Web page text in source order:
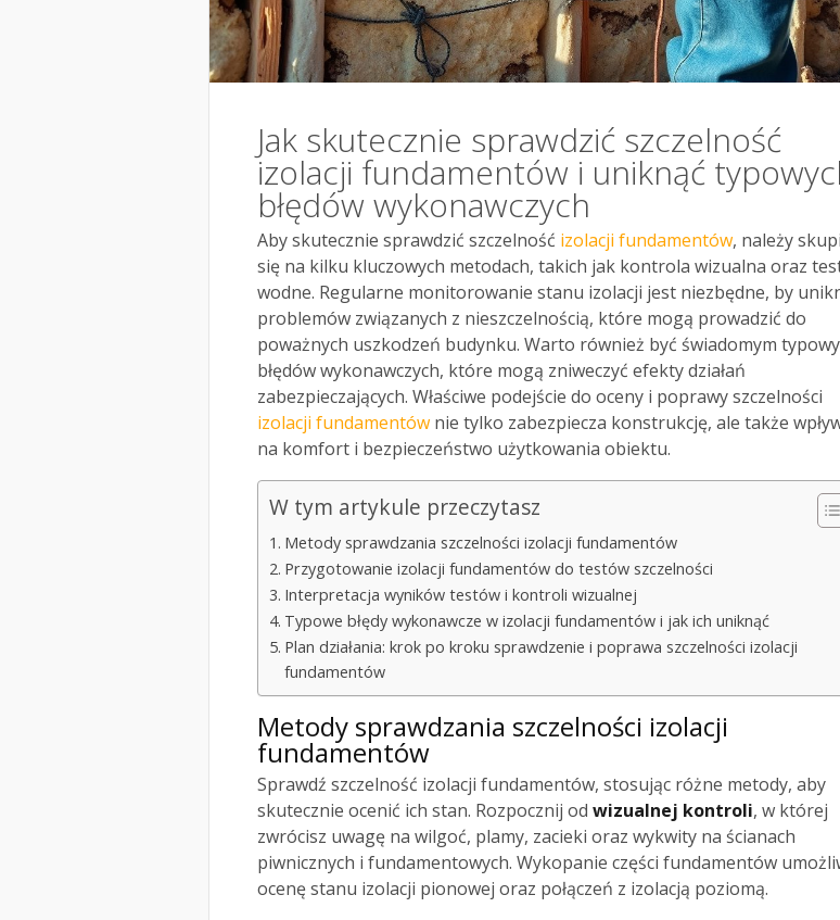
Jak skutecznie sprawdzić szczelność
izolacji fundamentów i uniknąć
błędów wykonawczych
Aby skutecznie sprawdzić szczelność izolacji fundamentów, należy
się na kilku kluczowych metodach, takich jak kontrola wizualna oraz
wodne. Regularne monitorowanie stanu izolacji jest niezbędne, by
problemów związanych z nieszczelnością, które mogą prowadzić do
poważnych uszkodzeń budynku. Warto również być świadomym
błędów wykonawczych, które mogą zniweczyć efekty działań
zabezpieczających. Właściwe podejście do oceny i poprawy szczelności
izolacji fundamentów nie tylko zabezpiecza konstrukcję, ale także
na komfort i bezpieczeństwo użytkowania obiektu.
W tym artykule przeczytasz
Metody sprawdzania szczelności izolacji fundamentów
Przygotowanie izolacji fundamentów do testów szczelności
Interpretacja wyników testów i kontroli wizualnej
Typowe błędy wykonawcze w izolacji fundamentów i jak ich uniknąć
Plan działania: krok po kroku sprawdzenie i poprawa szczelności izolacji
fundamentów
Metody sprawdzania szczelności izolacji
fundamentów
Sprawdź szczelność izolacji fundamentów, stosując różne metody, aby
skutecznie ocenić ich stan. Rozpocznij od wizualnej kontroli, w której
zwrócisz uwagę na wilgoć, plamy, zacieki oraz wykwity na ścianach
piwnicznych i fundamentowych. Wykopanie części fundamentów
ocenę stanu izolacji pionowej oraz połączeń z izolacją poziomą.